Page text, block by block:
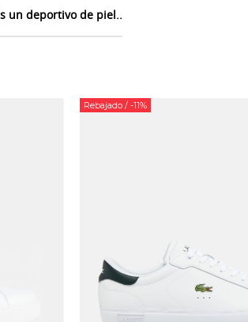
un deportivo de piel..
Rebajado / -11%